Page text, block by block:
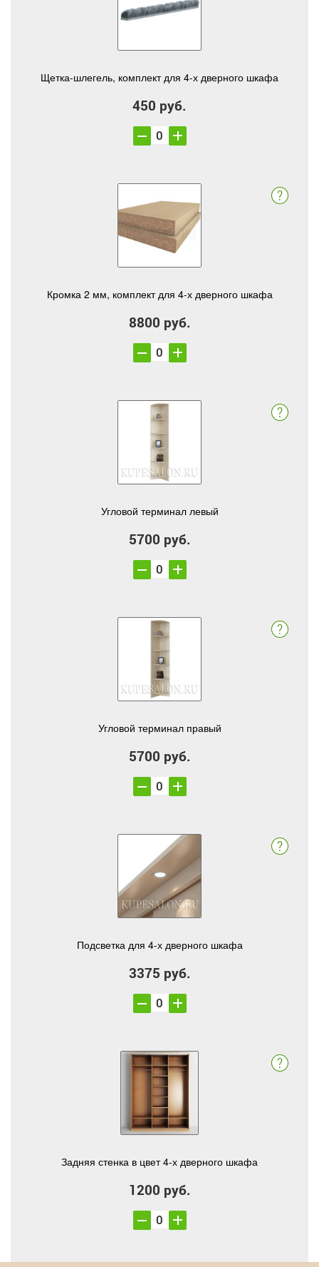
Щетка-шлегель, комплект для 4-х дверного шкафа
450 руб.
Кромка 2 мм, комплект для 4-х дверного шкафа
8800 руб.
Угловой терминал левый
5700 руб.
Угловой терминал правый
5700 руб.
Подсветка для 4-х дверного шкафа
3375 руб.
Задняя стенка в цвет 4-х дверного шкафа
1200 руб.